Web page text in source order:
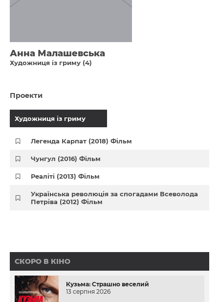
Анна Малашевська
Художниця із гриму (4)
Проекти
Художниця із гриму
Легенда Карпат (2018) Фільм
Чунгул (2016) Фільм
Реаліті (2013) Фільм
Українська революція за спогадами Всеволода
Петріва (2012) Фільм
СКОРО В КІНО
Кузьма: Страшно веселий
13 серпня 2026